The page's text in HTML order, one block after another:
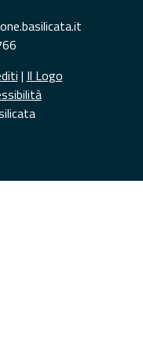
| Il Logo